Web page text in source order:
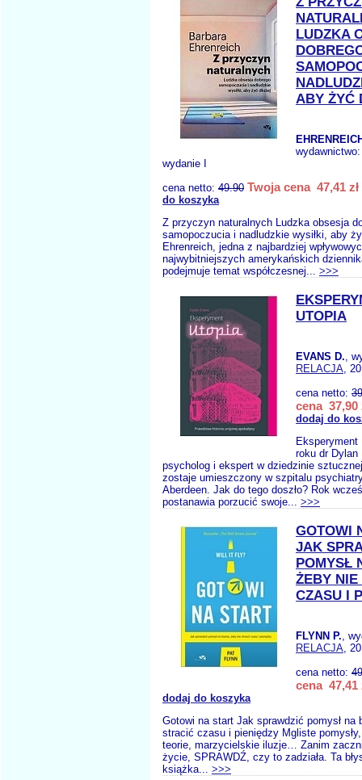
LUDZKA
ABY ŻYĆ
wydanie I
cena netto: 49.90 Twoja cena 47,41 zł
do koszyka
Z przyczyn naturalnych Ludzka obsesja
samopoczucia i nadludzkie wysiłki, aby
Ehrenreich, jedna z najbardziej
najwybitniejszych amerykańskich
podejmuje temat współczesnej... >>>
UTOPIA
EVANS D.,
RELACJA,
cena netto:
cena 37,90
dodaj do
Eksperyment
roku dr
psycholog i ekspert w dziedzinie
zostaje umieszczony w szpitalu
Aberdeen. Jak do tego doszło? Rok
postanawia porzucić swoje... >>>
GOTOWI
JAK
POMYSŁ
ŻEBY NIE
CZASU I
FLYNN P.,
RELACJA,
cena netto:
cena 47,41
dodaj do koszyka
Gotowi na start Jak sprawdzić pomysł na
stracić czasu i pieniędzy Mgliste
teorie, marzycielskie iluzje… Zanim
życie, SPRAWDŹ, czy to zadziała. Ta
książka... >>>